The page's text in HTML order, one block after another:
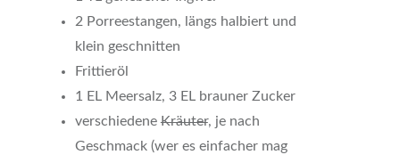
2 Porreestangen, längs halbiert und
klein geschnitten
Frittieröl
1 EL Meersalz, 3 EL brauner Zucker
verschiedeneKräuter, je nach
Geschmack (wer es einfacher mag